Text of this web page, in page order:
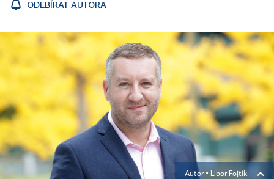
ODEBÍRAT AUTORA
Autor ▪ Libor Fojtík